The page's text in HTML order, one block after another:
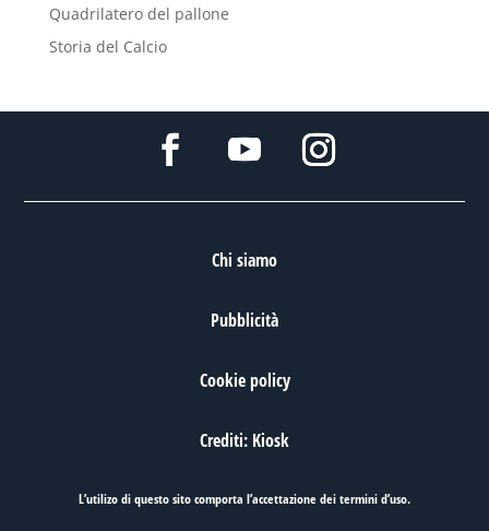
Quadrilatero del pallone
Storia del Calcio
Chi siamo
Pubblicità
Cookie policy
Crediti: Kiosk
L’utilizo di questo sito comporta l’accettazione deitermini d’uso.